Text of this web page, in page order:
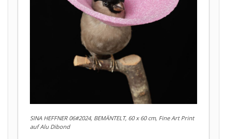
SINA HEFFNER 06#2024, BEMÄNTELT, 60 x 60 cm, Fine Art Print
auf Alu Dibond